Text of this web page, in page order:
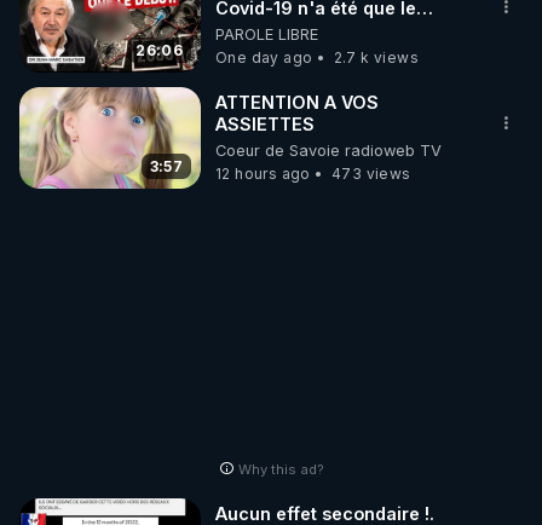
26:06
Covid-19 n'a été que le
début - L'ARNm & l'ARNm-aa
jusqu où auront-t-il ?
PAROLE LIBRE
One day ago
2.7 k views
3:57
ATTENTION A VOS
ASSIETTES
Coeur de Savoie radioweb TV
12 hours ago
473 views
Why this ad?
Aucun effet secondaire !.